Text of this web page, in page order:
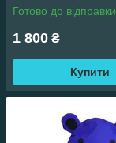
Готово до відправки
1 800 ₴
Купити